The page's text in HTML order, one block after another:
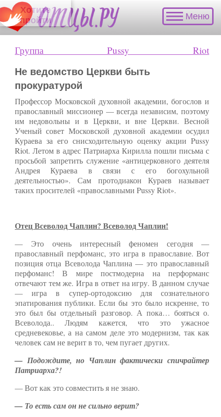
Хотите пройти бесплатный онлайн-курс
"Катехизация и азы духовной жизни"?Меню
Группа Pussy Riot
Не ведомство Церкви быть
прокуратурой
Профессор Московской духовной академии, богослов и
православный миссионер — всегда независим, поэтому
им недовольны и в Церкви, и вне Церкви. Весной
Ученый совет Московской духовной академии осудил
Кураева за его снисходительную оценку акции Pussy
Riot. Летом в адрес Патриарха Кирилла пошли письма с
просьбой запретить служение «антицерковного деятеля
Андрея Кураева в связи с его богохульной
деятельностью». Сам протодиакон Кураев называет
таких просителей «православными Pussy Riot».
Отец Всеволод Чаплин? Всеволод Чаплин!
— Это очень интересный феномен сегодня —
православный перфоманс, это игра в православие. Вот
позиция отца Всеволода Чаплина — это православный
перфоманс! В мире постмодерна на перформанс
отвечают тем же. Игра в ответ на игру. В данном случае
— игра в супер-ортодоксию для сознательного
эпатирования публики. Если бы это было искренне, то
это был бы отдельный разговор. А пока… бояться о.
Всеволода.. Людям кажется, что это ужасное
средневековье, а на самом деле это модернизм, так как
человек сам не верит в то, чем пугает других.
— Подождите, но Чаплин фактически спичрайтер
Патриарха?!
— Вот как это совместить я не знаю.
— То есть сам он не сильно верит?